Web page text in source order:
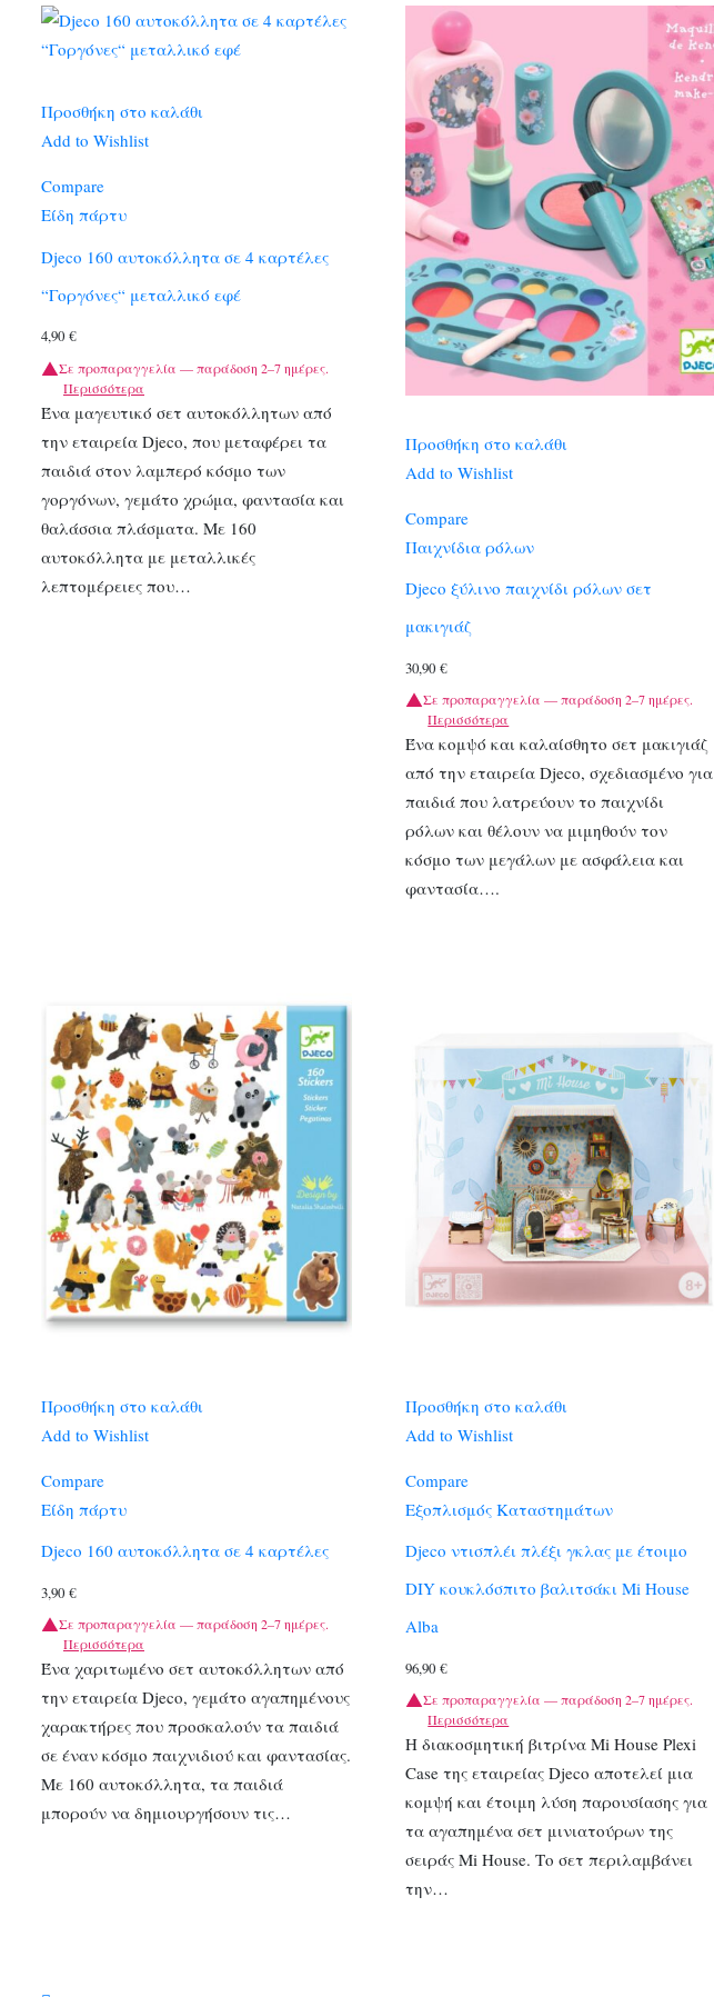
Προσθήκη στο καλάθι
Add to Wishlist
Compare
Είδη πάρτυ
Djeco 160 αυτοκόλλητα σε 4 καρτέλες
“Γοργόνες“ μεταλλικό εφέ
4,90 €
Σε προπαραγγελία — παράδοση 2–7 ημέρες.
Περισσότερα
Ένα μαγευτικό σετ αυτοκόλλητων από
την εταιρεία Djeco, που μεταφέρει τα
παιδιά στον λαμπερό κόσμο των
γοργόνων, γεμάτο χρώμα, φαντασία και
θαλάσσια πλάσματα. Με 160
αυτοκόλλητα με μεταλλικές
λεπτομέρειες που…
Προσθήκη στο καλάθι
Add to Wishlist
Compare
Παιχνίδια ρόλων
Djeco ξύλινο παιχνίδι ρόλων σετ
μακιγιάζ
30,90€
Σε προπαραγγελία — παράδοση 2–7 ημέρες.
Περισσότερα
Ένα κομψό και καλαίσθητο σετ μακιγιάζ
από την εταιρεία Djeco, σχεδιασμένο για
παιδιά που λατρεύουν το παιχνίδι
ρόλων και θέλουν να μιμηθούν τον
κόσμο των μεγάλων με ασφάλεια και
φαντασία….
Προσθήκη στο καλάθι
Add to Wishlist
Compare
Είδη πάρτυ
Djeco 160 αυτοκόλλητα σε 4 καρτέλες
3,90 €
Σε προπαραγγελία — παράδοση 2–7 ημέρες.
Περισσότερα
Ένα χαριτωμένο σετ αυτοκόλλητων από
την εταιρεία Djeco, γεμάτο αγαπημένους
χαρακτήρες που προσκαλούν τα παιδιά
σε έναν κόσμο παιχνιδιού και φαντασίας.
Με 160 αυτοκόλλητα, τα παιδιά
μπορούν να δημιουργήσουν τις…
Προσθήκη στο καλάθι
Add to Wishlist
Compare
Εξοπλισμός Καταστημάτων
Djeco ντισπλέι πλέξι γκλας με έτοιμο
DIY κουκλόσπιτο βαλιτσάκι Mi House
Alba
96,90€
Σε προπαραγγελία — παράδοση 2–7 ημέρες.
Περισσότερα
Η διακοσμητική βιτρίνα Mi House Plexi
Case της εταιρείας Djeco αποτελεί μια
κομψή και έτοιμη λύση παρουσίασης για
τα αγαπημένα σετ μινιατούρων της
σειράς Mi House. Το σετ περιλαμβάνει
την…